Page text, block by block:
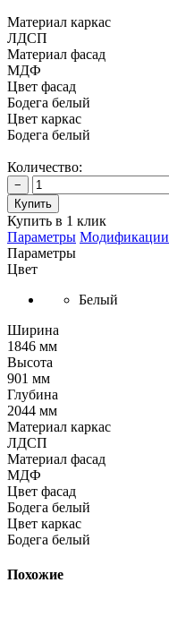
Материал каркас
ЛДСП
Материал фасад
МДФ
Цвет фасад
Бодега белый
Цвет каркас
Бодега белый
Количество:
−
Купить
Купить в 1 клик
Параметры Модификации
Параметры
Цвет
Белый
Ширина
1846 мм
Высота
901 мм
Глубина
2044 мм
Материал каркас
ЛДСП
Материал фасад
МДФ
Цвет фасад
Бодега белый
Цвет каркас
Бодега белый
Похожие